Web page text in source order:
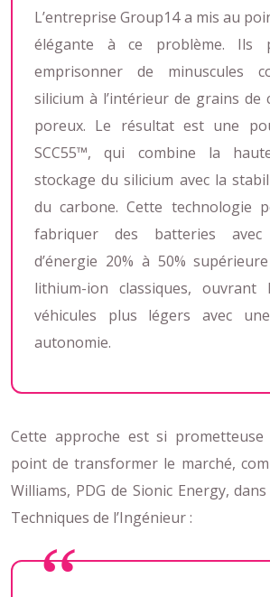
L’entreprise Group14 a mis au
élégante à ce problème. Ils
emprisonner de minuscules
silicium à l’intérieur de grains de
poreux. Le résultat est une
SCC55™, qui combine la
stockage du silicium avec la
du carbone. Cette technologie
fabriquer des batteries
d’énergie 20% à 50%
lithium-ion classiques,
véhicules plus légers avec
autonomie.
Cette approche est si prometteuse
point de transformer le marché,
Williams, PDG de Sionic Energy,
Techniques de l’Ingénieur :